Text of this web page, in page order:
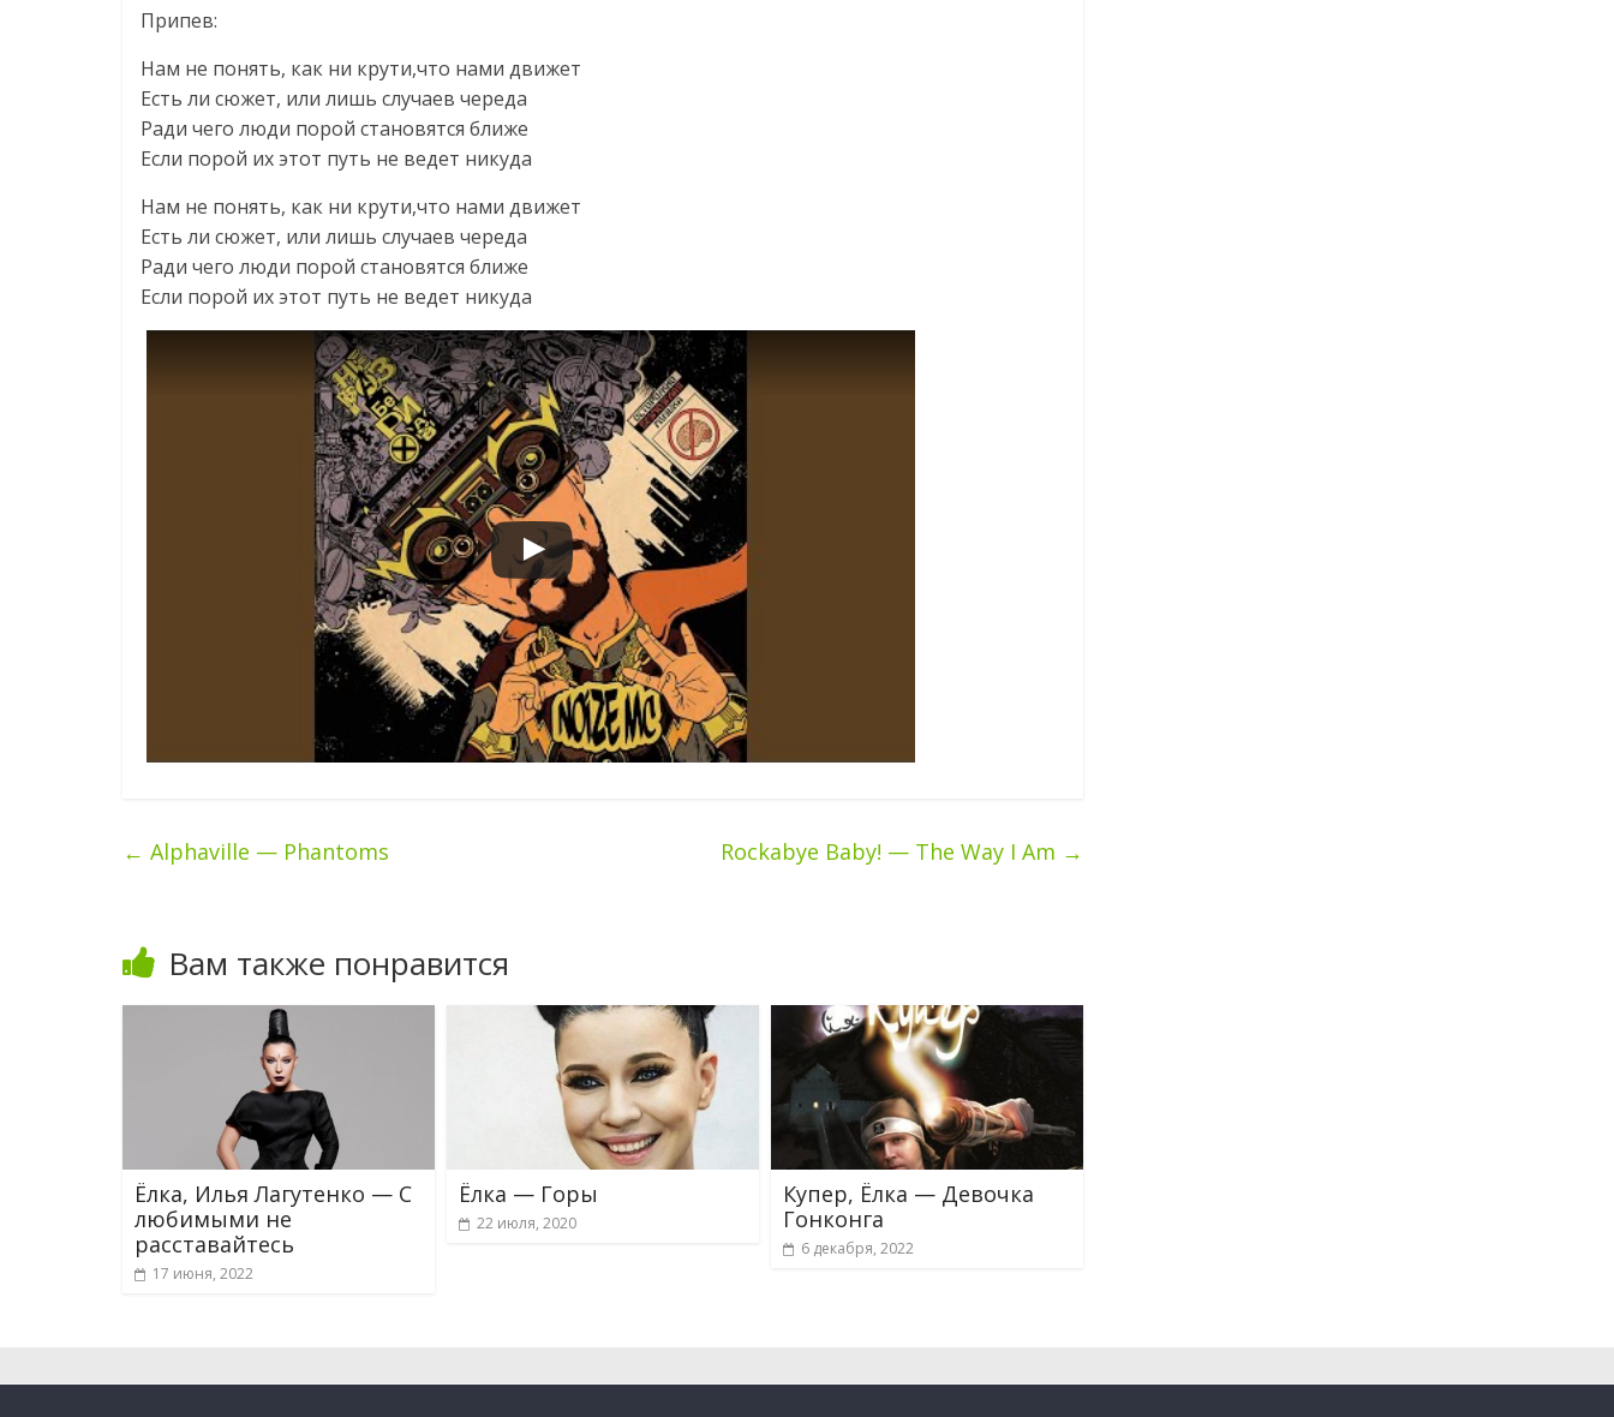
Припев:
Нам не понять, как ни крути,что нами движет
Есть ли сюжет, или лишь случаев череда
Ради чего люди порой cтановятся ближе
Если порой их этот путь не ведет никуда
Нам не понять, как ни крути,что нами движет
Есть ли сюжет, или лишь случаев череда
Ради чего люди порой cтановятся ближе
Если порой их этот путь не ведет никуда
← Alphaville — Phantoms Rockabye Baby! — The Way I Am →
Вам также понравится
Ёлка, Илья Лагутенко — С
любимыми не
расставайтесь
17 июня, 2022
Ёлка — Горы
22 июля, 2020
Купер, Ёлка — Девочка
Гонконга
6 декабря, 2022